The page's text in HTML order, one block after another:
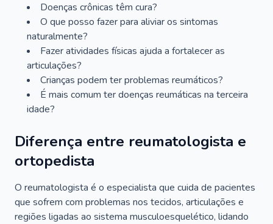
Doenças crônicas têm cura?
O que posso fazer para aliviar os sintomas
naturalmente?
Fazer atividades físicas ajuda a fortalecer as
articulações?
Crianças podem ter problemas reumáticos?
É mais comum ter doenças reumáticas na terceira
idade?
Diferença entre reumatologista e
ortopedista
O reumatologista é o especialista que cuida de pacientes
que sofrem com problemas nos tecidos, articulações e
regiões ligadas ao sistema musculoesquelético, lidando